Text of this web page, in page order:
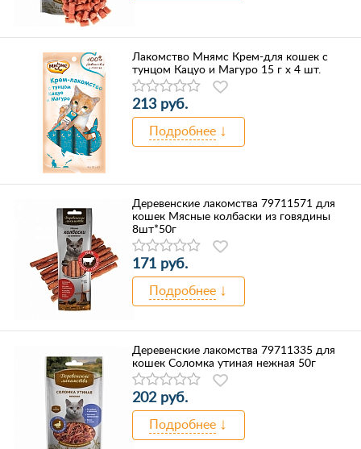
Лакомство Мнямс Крем-для кошек с
тунцом Кацуо и Магуро 15 г х 4 шт.
213 руб.
Подробнее
Деревенские лакомства 79711571 для
кошек Мясные колбаски из говядины
8шт*50г
171 руб.
Подробнее
Деревенские лакомства 79711335 для
кошек Соломка утиная нежная 50г
202 руб.
Подробнее